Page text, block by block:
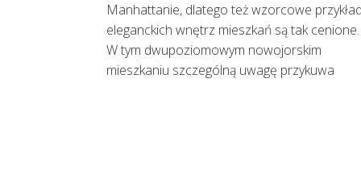
Manhattanie, dlatego też wzorcowe
eleganckich wnętrz mieszkań są tak cenione.
W tym dwupoziomowym nowojorskim
mieszkaniu szczególną uwagę przykuwa